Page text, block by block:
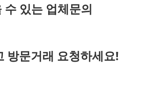
있는 업체문의
방문거래 요청하세요!